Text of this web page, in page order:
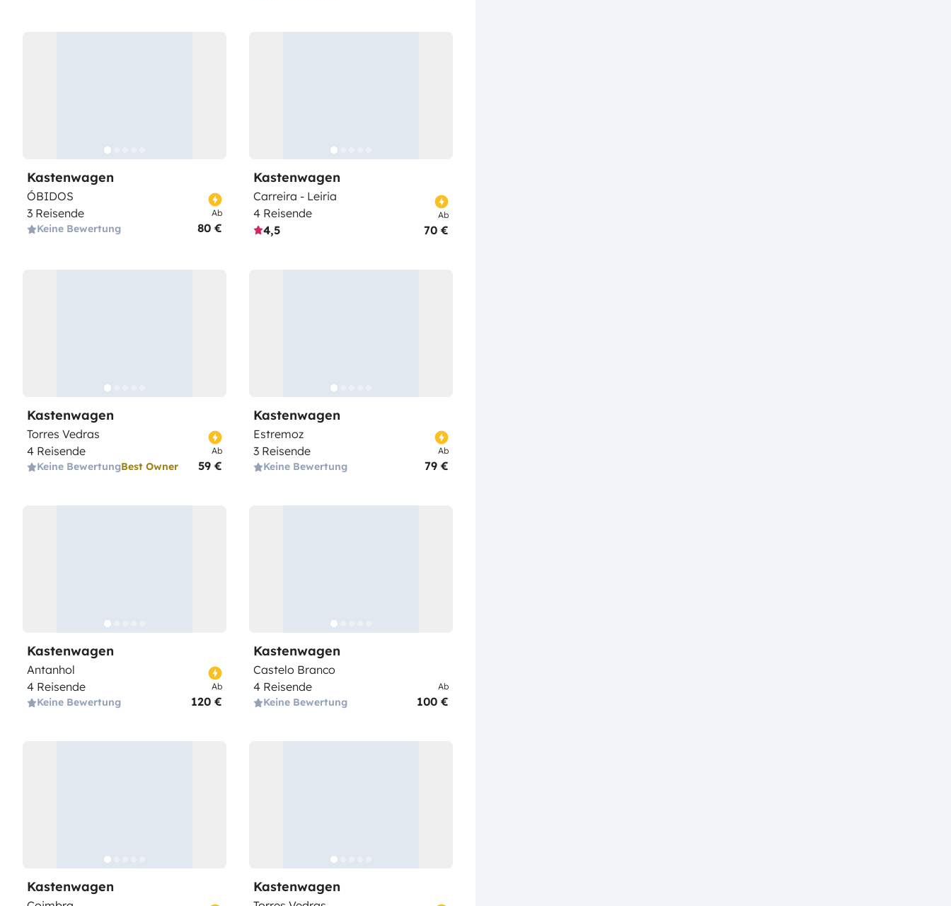
Kastenwagen
ÓBIDOS
3 Reisende
Keine Bewertung
Ab
80 €
Kastenwagen
Carreira - Leiria
4 Reisende
4,5
Ab
70 €
Kastenwagen
Torres Vedras
4 Reisende
Keine BewertungBest Owner
Ab
59 €
Kastenwagen
Estremoz
3 Reisende
Keine Bewertung
Ab
79 €
Kastenwagen
Antanhol
4 Reisende
Keine Bewertung
Ab
120 €
Kastenwagen
Castelo Branco
4 Reisende
Keine Bewertung
Ab
100 €
Kastenwagen Kastenwagen